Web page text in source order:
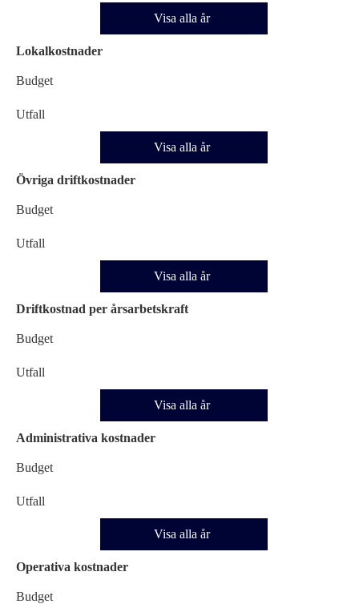
Visa alla år
Lokalkostnader
Budget
Utfall
Visa alla år
Övriga driftkostnader
Budget
Utfall
Visa alla år
Driftkostnad per årsarbetskraft
Budget
Utfall
Visa alla år
Administrativa kostnader
Budget
Utfall
Visa alla år
Operativa kostnader
Budget